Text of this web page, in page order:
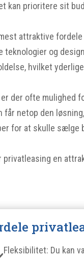
kan prioritere sit
attraktive
teknologier og
hvilket
er der ofte mulighed
får netop den
for at skulle sælge
privatleasing en
Fleksibilitet: Du kan